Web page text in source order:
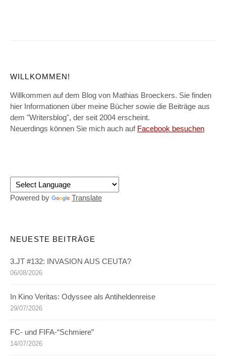
WILLKOMMEN!
Willkommen auf dem Blog von Mathias Broeckers. Sie finden
hier Informationen über meine Bücher sowie die Beiträge aus
dem "Writersblog", der seit 2004 erscheint.
Neuerdings können Sie mich auch auf Facebook besuchen
Powered by Translate
NEUESTE BEITRÄGE
3.JT #132: INVASION AUS CEUTA?
06/08/2026
In Kino Veritas: Odyssee als Antiheldenreise
29/07/2026
FC- und FIFA-“Schmiere”
14/07/2026